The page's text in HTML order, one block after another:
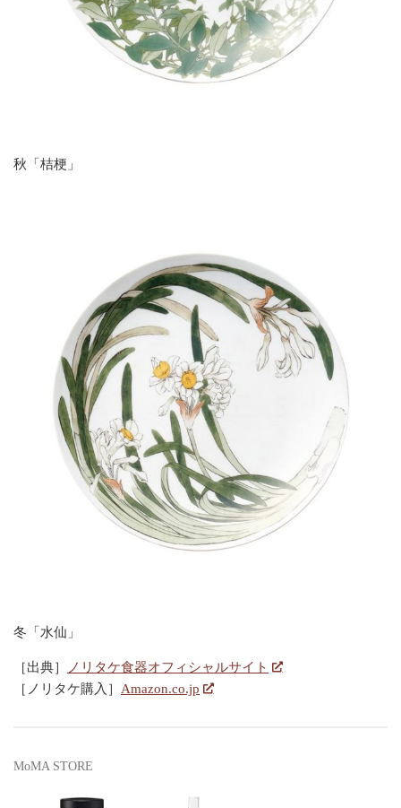
秋「桔梗」
冬「水仙」
［出典］
ノリタケ食器オフィシャルサイト
［ノリタケ購入］ Amazon.co.jp
MoMA STORE